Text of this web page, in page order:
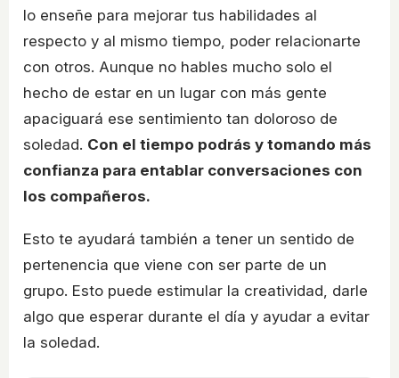
lo enseñe para mejorar tus habilidades al
respecto y al mismo tiempo, poder relacionarte
con otros. Aunque no hables mucho solo el
hecho de estar en un lugar con más gente
apaciguará ese sentimiento tan doloroso de
soledad. Con el tiempo podrás y tomando más
confianza para entablar conversaciones con
los compañeros.
Esto te ayudará también a tener un sentido de
pertenencia que viene con ser parte de un
grupo. Esto puede estimular la creatividad, darle
algo que esperar durante el día y ayudar a evitar
la soledad.